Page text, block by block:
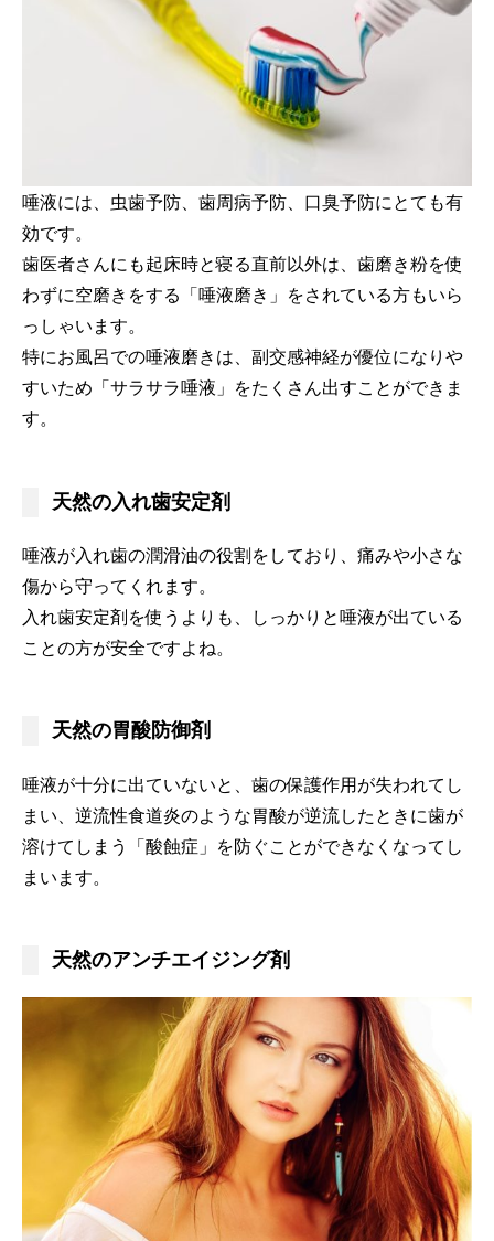
唾液には、虫歯予防、歯周病予防、口臭予防にとても有
効です。
歯医者さんにも起床時と寝る直前以外は、歯磨き粉を使
わずに空磨きをする「唾液磨き」をされている方もいら
っしゃいます。
特にお風呂での唾液磨きは、副交感神経が優位になりや
すいため「サラサラ唾液」をたくさん出すことができま
す。
天然の入れ歯安定剤
唾液が入れ歯の潤滑油の役割をしており、痛みや小さな
傷から守ってくれます。
入れ歯安定剤を使うよりも、しっかりと唾液が出ている
ことの方が安全ですよね。
天然の胃酸防御剤
唾液が十分に出ていないと、歯の保護作用が失われてし
まい、逆流性食道炎のような胃酸が逆流したときに歯が
溶けてしまう「酸蝕症」を防ぐことができなくなってし
まいます。
天然のアンチエイジング剤